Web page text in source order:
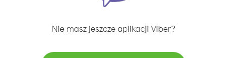
Nie masz jeszcze aplikacji Viber?